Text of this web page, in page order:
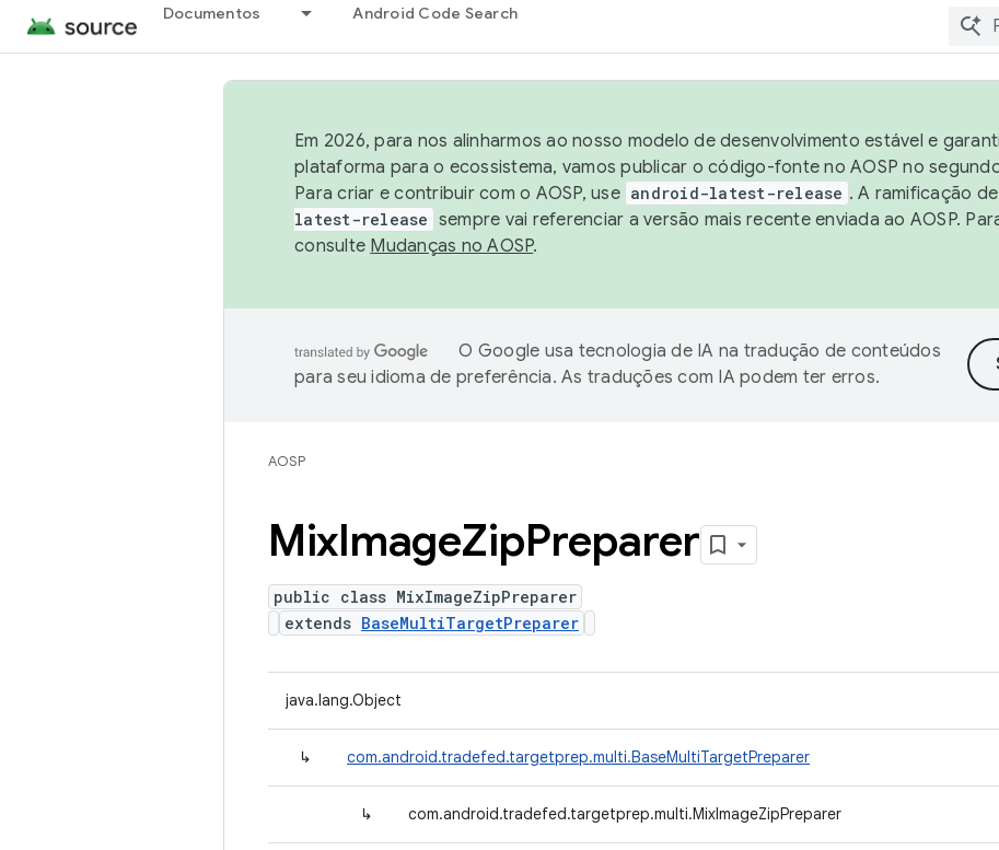
Documentos Android Code Search
Em 2026, para nos alinharmos ao nosso modelo de desenvolvimento estável e
plataforma para o ecossistema, vamos publicar o código-fonte no AOSP no
Para criar e contribuir com o AOSP, use android-latest-release . A ramificação
latest-release sempre vai referenciar a versão mais recente enviada ao AOSP.
consulte Mudanças no AOSP.
O Google usa tecnologia de IA na tradução de conteúdos
para seu idioma de preferência. As traduções com IA podem ter erros.
AOSP
MixImageZipPreparer
public class MixImageZipPreparer
extends BaseMultiTargetPreparer
java.lang.Object
↳ com.android.tradefed.targetprep.multi.BaseMultiTargetPreparer
↳ com.android.tradefed.targetprep.multi.MixImageZipPreparer